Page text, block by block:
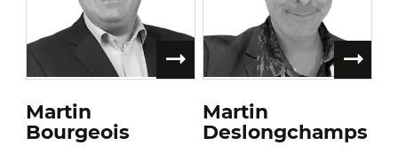
Martin
Bourgeois
Martin
Deslongchamps